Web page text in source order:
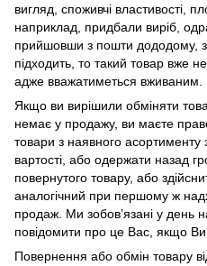
вигляд, споживчі властивості,
наприклад, придбали виріб,
прийшовши з пошти дододому,
підходить, то такий товар вже
адже вважатиметься вживаним.
Якщо ви вирішили обміняти
немає у продажу, ви маєте
товари з наявного асортименту
вартості, або одержати назад
повернутого товару, або
аналогічний при першому ж
продаж. Ми зобов’язані у день
повідомити про це Вас, якщо Ви
Повернення або обмін товару